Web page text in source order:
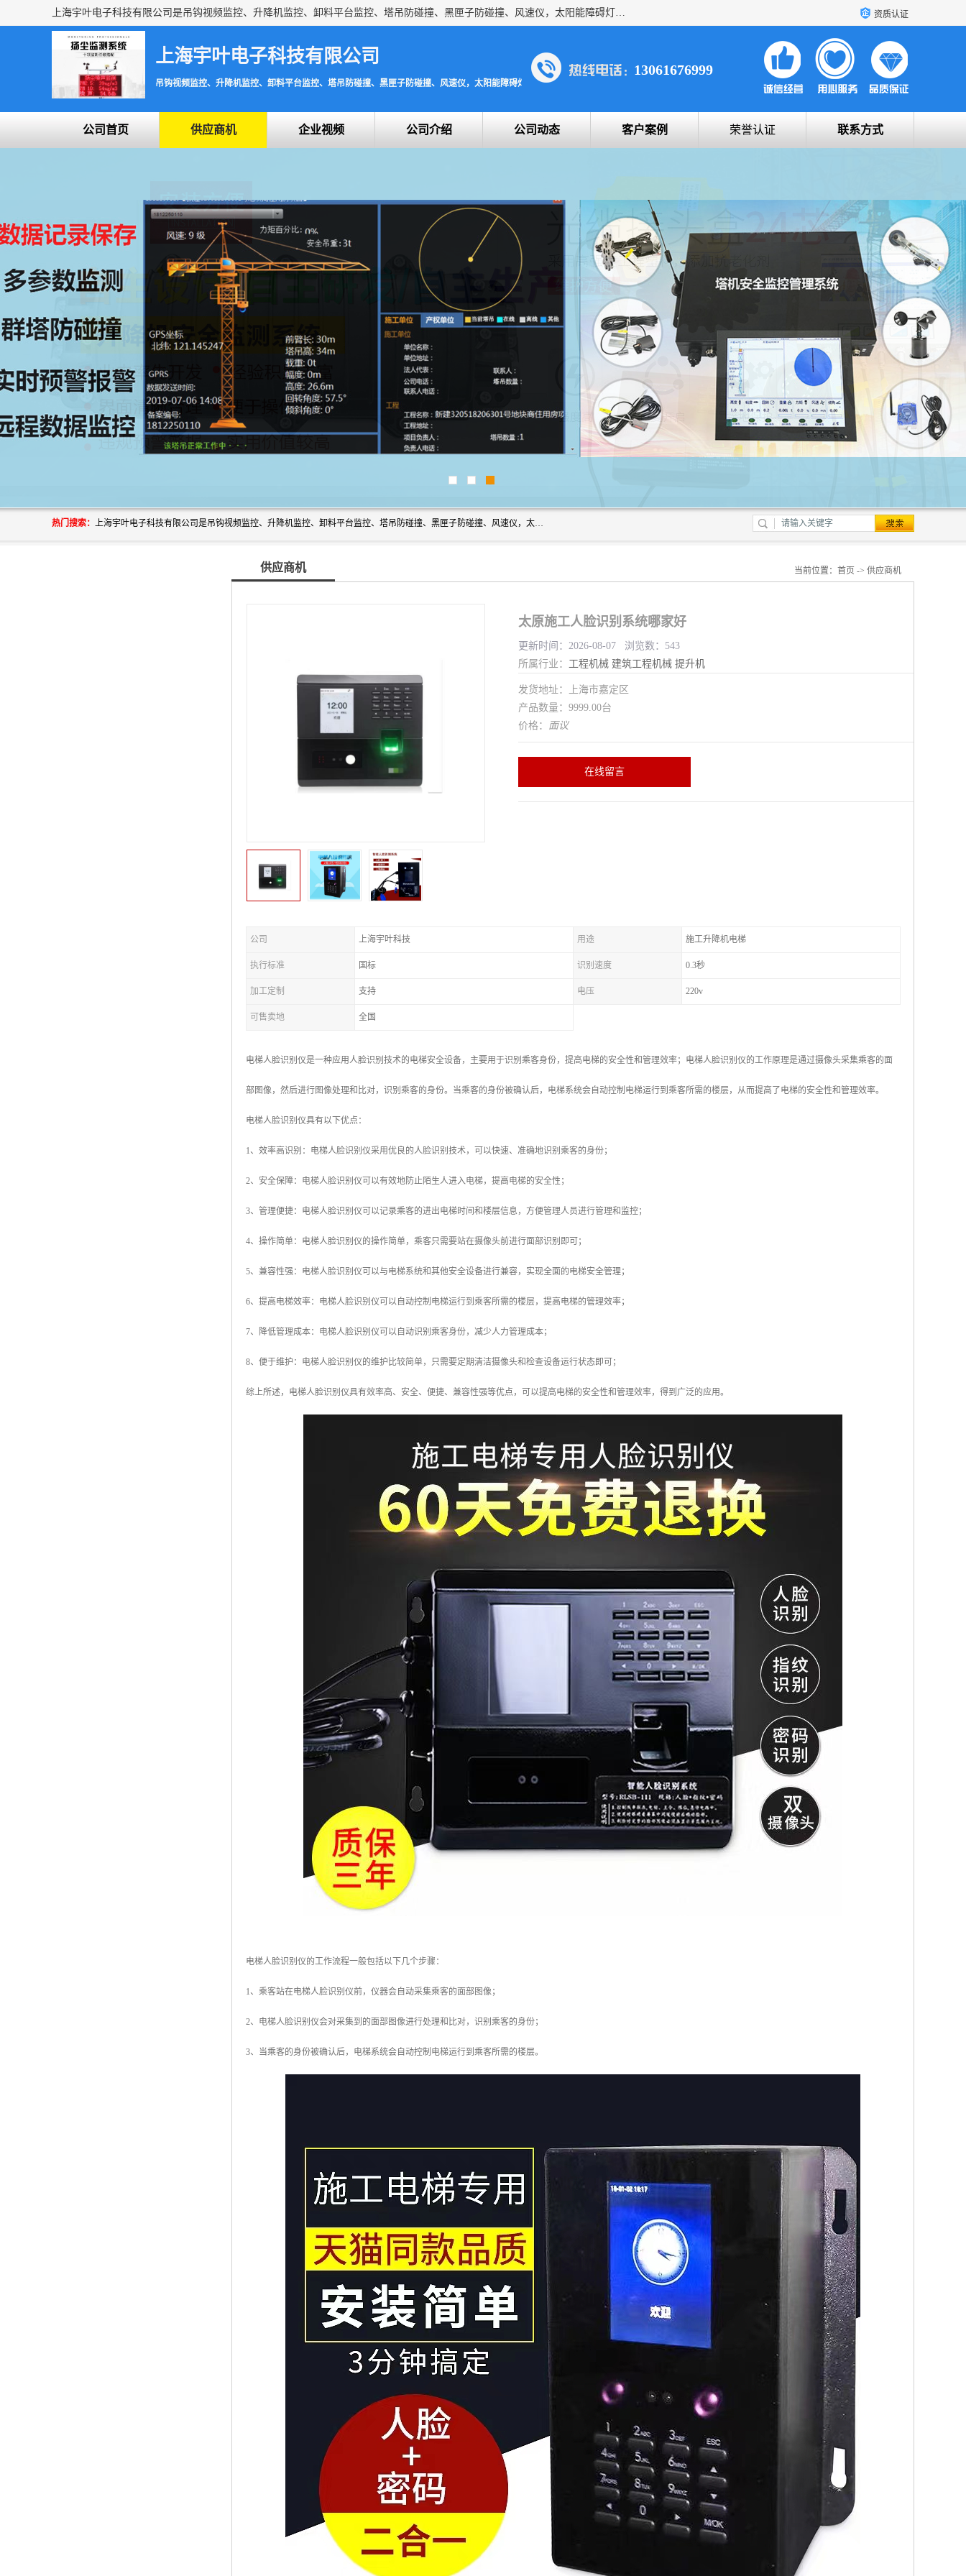
上海宇叶电子科技有限公司是吊钩视频监控、升降机监控、卸料平台监控、塔吊防碰撞、黑匣子防碰撞、风速仪，太阳能障碍灯安全提示灯等一系列升降机的常用配件产品专业研发生产加工的公司，拥有完整、科学的质量管理体系。 资质认证
上海宇叶电子科技有限公司
吊钩视频监控、升降机监控、卸料平台监控、塔吊防碰撞、黑匣子防碰撞、风速仪，太阳能障碍灯安全提示灯
13061676999
公司首页 供应商机 企业视频 公司介绍 公司动态 客户案例 荣誉认证 联系方式
热门搜索： 上海宇叶电子科技有限公司是吊钩视频监控、升降机监控、卸料平台监控、塔吊防碰撞、黑匣子防碰撞、风速仪，太阳能障碍灯安全提示灯等一系列升降机的常用配件产品专业研发生产加工的公司，拥有完整、科学的质量管理体系。
供应商机 当前位置： 首页 -> 供应商机
太原施工人脸识别系统哪家好
更新时间：2026-08-07 浏览数：543
所属行业： 工程机械 建筑工程机械 提升机
发货地址：上海市嘉定区
产品数量：9999.00台
价格： 面议
在线留言
公司 上海宇叶科技 用途 施工升降机电梯
执行标准 国标 识别速度 0.3秒
加工定制 支持 电压 220v
可售卖地 全国
电梯人脸识别仪是一种应用人脸识别技术的电梯安全设备，主要用于识别乘客身份，提高电梯的安全性和管理效率；电梯人脸识别仪的工作原理是通过摄像头采集乘客的面
部图像，然后进行图像处理和比对，识别乘客的身份。当乘客的身份被确认后，电梯系统会自动控制电梯运行到乘客所需的楼层，从而提高了电梯的安全性和管理效率。
电梯人脸识别仪具有以下优点：
1、效率高识别：电梯人脸识别仪采用优良的人脸识别技术，可以快速、准确地识别乘客的身份；
2、安全保障：电梯人脸识别仪可以有效地防止陌生人进入电梯，提高电梯的安全性；
3、管理便捷：电梯人脸识别仪可以记录乘客的进出电梯时间和楼层信息，方便管理人员进行管理和监控；
4、操作简单：电梯人脸识别仪的操作简单，乘客只需要站在摄像头前进行面部识别即可；
5、兼容性强：电梯人脸识别仪可以与电梯系统和其他安全设备进行兼容，实现全面的电梯安全管理；
6、提高电梯效率：电梯人脸识别仪可以自动控制电梯运行到乘客所需的楼层，提高电梯的管理效率；
7、降低管理成本：电梯人脸识别仪可以自动识别乘客身份，减少人力管理成本；
8、便于维护：电梯人脸识别仪的维护比较简单，只需要定期清洁摄像头和检查设备运行状态即可；
综上所述，电梯人脸识别仪具有效率高、安全、便捷、兼容性强等优点，可以提高电梯的安全性和管理效率，得到广泛的应用。
电梯人脸识别仪的工作流程一般包括以下几个步骤：
1、乘客站在电梯人脸识别仪前，仪器会自动采集乘客的面部图像；
2、电梯人脸识别仪会对采集到的面部图像进行处理和比对，识别乘客的身份；
3、当乘客的身份被确认后，电梯系统会自动控制电梯运行到乘客所需的楼层。